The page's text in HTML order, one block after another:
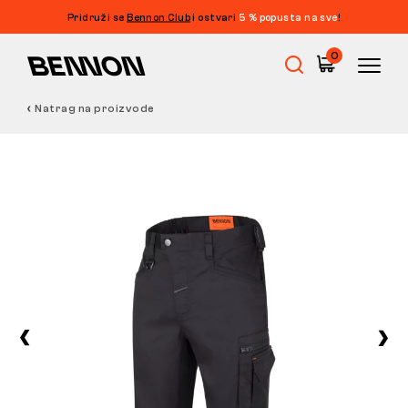
Pridruži seBennon Clubi ostvari 5 % popusta na sve!
0
Obuća za slobodno vrijeme
Natrag na proizvode